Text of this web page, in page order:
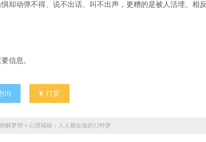
却动弹不得、说不出话、叫不出声，更糟的是被人活埋。相反
信息。
(0) 打赏
解梦师 » 心理揭秘：人人都会做的12种梦